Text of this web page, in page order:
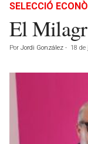
SELECCIÓ
El
Por Jordi González - 18